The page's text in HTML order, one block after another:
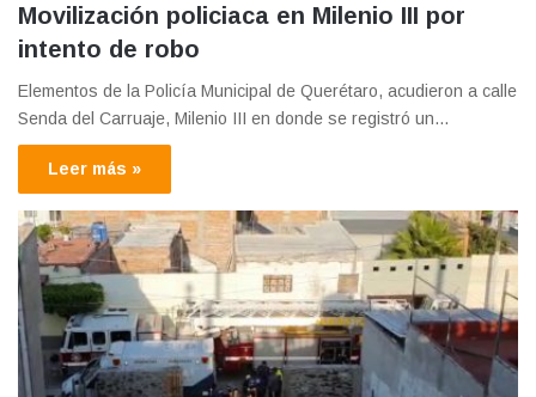
Movilización policiaca en Milenio III por
intento de robo
Elementos de la Policía Municipal de Querétaro, acudieron a calle
Senda del Carruaje, Milenio III en donde se registró un…
Leer más »